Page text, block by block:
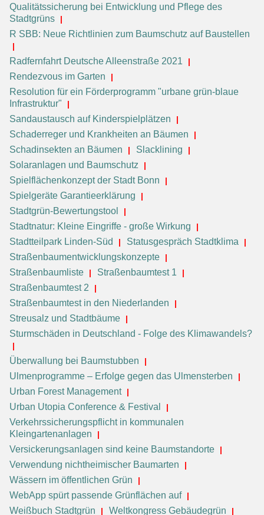
Qualitätssicherung bei Entwicklung und Pflege des
Stadtgrüns
R SBB: Neue Richtlinien zum Baumschutz auf Baustellen
Radfernfahrt Deutsche Alleenstraße 2021
Rendezvous im Garten
Resolution für ein Förderprogramm "urbane grün-blaue
Infrastruktur"
Sandaustausch auf Kinderspielplätzen
Schaderreger und Krankheiten an Bäumen
Schadinsekten an Bäumen
Slacklining
Solaranlagen und Baumschutz
Spielflächenkonzept der Stadt Bonn
Spielgeräte Garantieerklärung
Stadtgrün-Bewertungstool
Stadtnatur: Kleine Eingriffe - große Wirkung
Stadtteilpark Linden-Süd
Statusgespräch Stadtklima
Straßenbaumentwicklungskonzepte
Straßenbaumliste
Straßenbaumtest 1
Straßenbaumtest 2
Straßenbaumtest in den Niederlanden
Streusalz und Stadtbäume
Sturmschäden in Deutschland - Folge des Klimawandels?
Überwallung bei Baumstubben
Ulmenprogramme – Erfolge gegen das Ulmensterben
Urban Forest Management
Urban Utopia Conference & Festival
Verkehrssicherungspflicht in kommunalen
Kleingartenanlagen
Versickerungsanlagen sind keine Baumstandorte
Verwendung nichtheimischer Baumarten
Wässern im öffentlichen Grün
WebApp spürt passende Grünflächen auf
Weißbuch Stadtgrün
Weltkongress Gebäudegrün